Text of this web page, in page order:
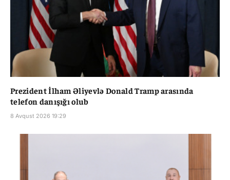
Prezident İlham Əliyevlə Donald Tramp arasında
telefon danışığı olub
8 Avqust 2026 19:29